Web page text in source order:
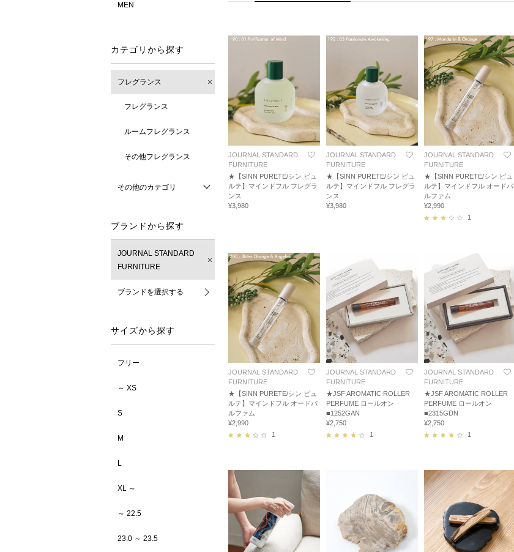
MEN
カテゴリから探す
フレグランス
フレグランス
ルームフレグランス
その他フレグランス
その他のカテゴリ
ブランドから探す
JOURNAL STANDARD
FURNITURE
ブランドを選択する
サイズから探す
フリー
～ XS
S
M
L
XL ～
～ 22.5
23.0 ～ 23.5
JOURNAL STANDARD
FURNITURE
★【SINN PURETE/シン ピュ
ルテ】マインドフル フレグラ
ンス
¥3,980
JOURNAL STANDARD
FURNITURE
★【SINN PURETE/シン ピュ
ルテ】マインドフル フレグラ
ンス
¥3,980
JOURNAL STANDARD
FURNITURE
★【SINN PURETE/シン ピュ
ルテ】マインドフル オードパ
ルファム
¥2,990
1
JOURNAL STANDARD
FURNITURE
★【SINN PURETE/シン ピュ
ルテ】マインドフル オードパ
ルファム
¥2,990
1
JOURNAL STANDARD
FURNITURE
★JSF AROMATIC ROLLER
PERFUME ロールオン
■1252GAN
¥2,750
1
JOURNAL STANDARD
FURNITURE
★JSF AROMATIC ROLLER
PERFUME ロールオン
■2315GDN
¥2,750
1